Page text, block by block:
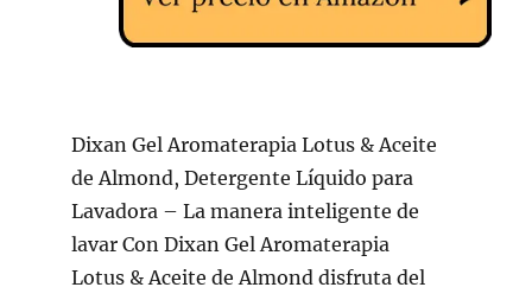
Dixan Gel Aromaterapia Lotus & Aceite
de Almond, Detergente Líquido para
Lavadora – La manera inteligente de
lavar Con Dixan Gel Aromaterapia
Lotus & Aceite de Almond disfruta del